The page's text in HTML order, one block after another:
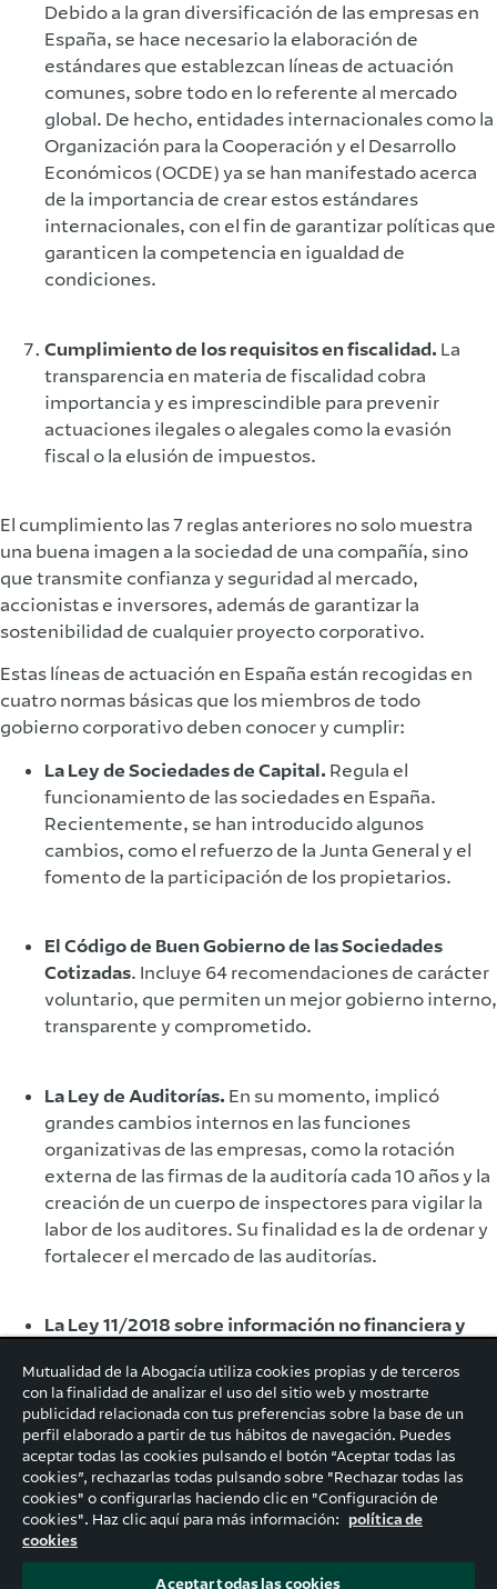
Debido a la gran diversificación de las empresas en
España, se hace necesario la elaboración de
estándares que establezcan líneas de actuación
comunes, sobre todo en lo referente al mercado
global. De hecho, entidades internacionales como la
Organización para la Cooperación y el Desarrollo
Económicos​ (OCDE) ya se han manifestado acerca
de la importancia de crear estos estándares
internacionales, con el fin de garantizar políticas que
garanticen la competencia en igualdad de
condiciones.
Cumplimiento de los requisitos en fiscalidad. La
transparencia en materia de fiscalidad cobra
importancia y es imprescindible para prevenir
actuaciones ilegales o alegales como la evasión
fiscal o la elusión de impuestos.
El cumplimiento las 7 reglas anteriores no solo muestra
una buena imagen a la sociedad de una compañía, sino
que transmite confianza y seguridad al mercado,
accionistas e inversores, además de garantizar la
sostenibilidad de cualquier proyecto corporativo.
Estas líneas de actuación en España están recogidas en
cuatro normas básicas que los miembros de todo
gobierno corporativo deben conocer y cumplir:
La Ley de Sociedades de Capital. Regula el
funcionamiento de las sociedades en España.
Recientemente, se han introducido algunos
cambios, como el refuerzo de la Junta General y el
fomento de la participación de los propietarios.
El Código de Buen Gobierno de las Sociedades
Cotizadas. Incluye 64 recomendaciones de carácter
voluntario, que permiten un mejor gobierno interno,
transparente y comprometido.
La Ley de Auditorías. En su momento, implicó
grandes cambios internos en las funciones
organizativas de las empresas, como la rotación
externa de las firmas de la auditoría cada 10 años y la
creación de un cuerpo de inspectores para vigilar la
labor de los auditores. Su finalidad es la de ordenar y
fortalecer el mercado de las auditorías.
La Ley 11/2018 sobre información no financiera y
anterior Decreto e incorporó a la normativa española
algunas directivas europeas, como, por ejemplo:
modificaciones en la legislación sobre instituciones
de inversión colectiva, servicios de pago y de apoyo
a los emprendedores y su internacionalización.
Mutualidad de la Abogacía utiliza cookies propias y de terceros
con la finalidad de analizar el uso del sitio web y mostrarte
publicidad relacionada con tus preferencias sobre la base de un
perfil elaborado a partir de tus hábitos de navegación. Puedes
aceptar todas las cookies pulsando el botón “Aceptar todas las
cookies”, rechazarlas todas pulsando sobre "Rechazar todas las
cookies" o configurarlas haciendo clic en "Configuración de
cookies". Haz clic aquí para más información: política de
cookies
Aceptar todas las cookies